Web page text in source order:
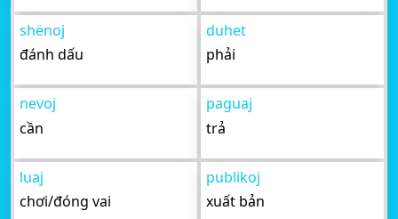
shënoj
đánh dấu
duhet
phải
nevoj
cần
paguaj
trả
luaj
chơi/đóng vai
publikoj
xuất bản